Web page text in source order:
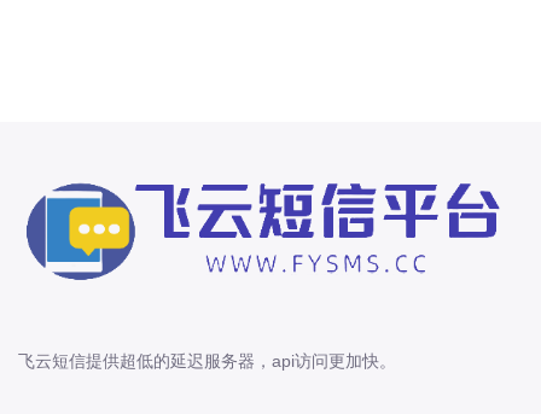
飞云短信提供超低的延迟服务器，api访问更加快。